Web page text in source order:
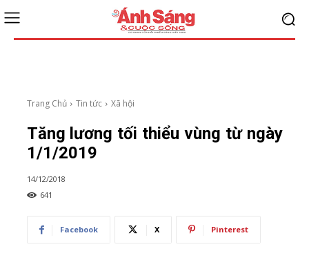
Trang Chủ Tin tức Xã hội
Tăng lương tối thiểu vùng từ ngày
1/1/2019
14/12/2018
641
Facebook X Pinterest